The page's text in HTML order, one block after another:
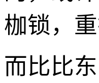
枷锁，
而比比